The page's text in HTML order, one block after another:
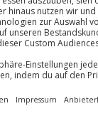
bestellen?
89 700